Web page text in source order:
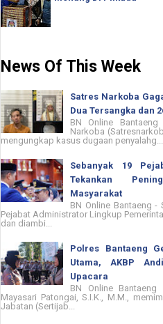
News Of This Week
Satres Narkoba
Dua Tersangka dan
BN Online
Narkoba
mengungkap kasus dugaan penyalahg...
Sebanyak 19
Tekankan
Masyarakat
BN Online Bantaeng -
Pejabat Administrator Lingkup
dan diambi...
Polres Bantaeng
Utama, AKBP
Upacara
BN Online
Mayasari Patongai, S.I.K., M.M.,
Jabatan (Sertijab...